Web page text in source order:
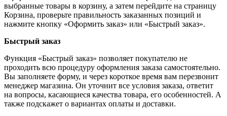
выбранные товары в корзину, а затем перейдите на страницу
Корзина, проверьте правильность заказанных позиций и
нажмите кнопку «Оформить заказ» или «Быстрый заказ».
Быстрый заказ
Функция «Быстрый заказ» позволяет покупателю не
проходить всю процедуру оформления заказа самостоятельно.
Вы заполняете форму, и через короткое время вам перезвонит
менеджер магазина. Он уточнит все условия заказа, ответит
на вопросы, касающиеся качества товара, его особенностей. А
также подскажет о вариантах оплаты и доставки.